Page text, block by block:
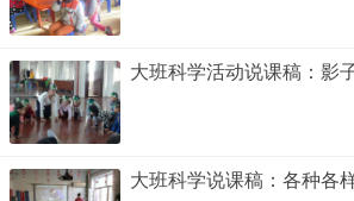
大班科学活动说课稿：影
大班科学说课稿：各种各